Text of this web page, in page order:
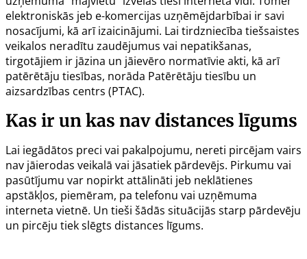
elektroniskās jeb e-komercijas uzņēmējdarbībai ir savi
nosacījumi, kā arī izaicinājumi. Lai tirdzniecība tiešsaistes
veikalos neradītu zaudējumus vai nepatikšanas,
tirgotājiem ir jāzina un jāievēro normatīvie akti, kā arī
patērētāju tiesības, norāda Patērētāju tiesību un
aizsardzības centrs (PTAC).
Kas ir un kas nav distances līgums
Lai iegādātos preci vai pakalpojumu, nereti pircējam vairs
nav jāierodas veikalā vai jāsatiek pārdevējs. Pirkumu vai
pasūtījumu var nopirkt attālināti jeb neklātienes
apstākļos, piemēram, pa telefonu vai uzņēmuma
interneta vietnē. Un tieši šādās situācijās starp pārdevēju
un pircēju tiek slēgts distances līgums.